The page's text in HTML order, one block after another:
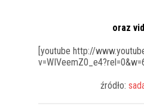
oraz
[youtube http://
źródło: